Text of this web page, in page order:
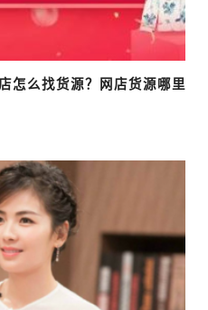
怎么找货源？网店货源哪里